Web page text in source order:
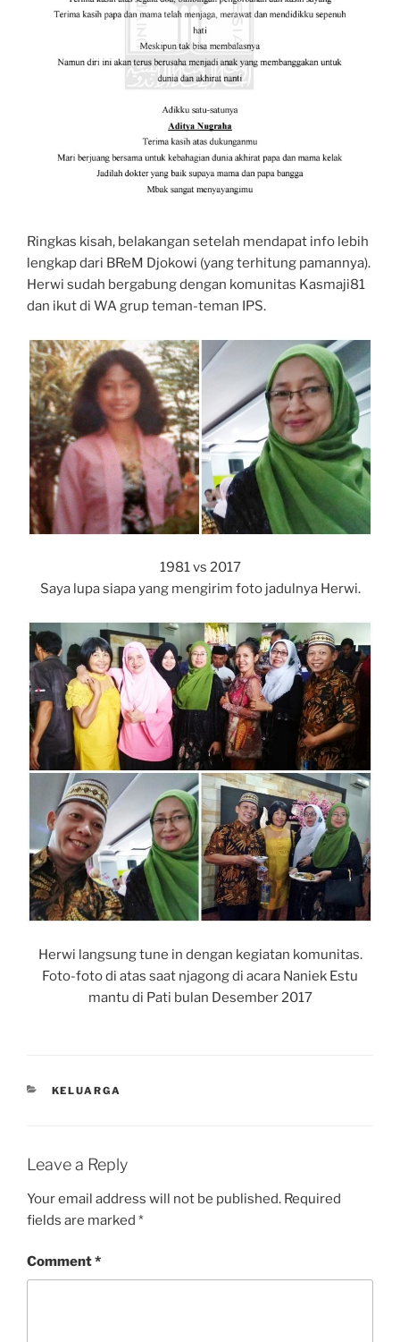
Ringkas kisah, belakangan setelah mendapat info lebih
lengkap dari BReM Djokowi (yang terhitung pamannya).
Herwi sudah bergabung dengan komunitas Kasmaji81
dan ikut di WA grup teman-teman IPS.
1981 vs 2017
Saya lupa siapa yang mengirim foto jadulnya Herwi.
Herwi langsung tune in dengan kegiatan komunitas.
Foto-foto di atas saat njagong di acara Naniek Estu
mantu di Pati bulan Desember 2017
CATEGORIES
KELUARGA
Leave a Reply
Your email address will not be published. Required
fields are marked *
Comment*